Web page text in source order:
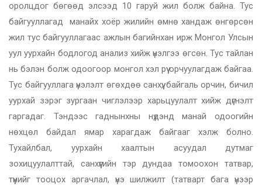
оролцдог бөгөөд элсээд 10 гаруй жил болж байна. Тус
байгууллагад манайх хоёр жилийн өмнө хандаж өнгөрсөн
жил тус байгууллагаас ажлын багийнхан ирж Монгол Улсын
уул уурхайн бодлогод анализ хийж үнэлгээ өгсөн. Тус тайлан
нь бэлэн болж одоогоор монгол хэл рүү орчуулагдаж байгаа.
Тус байгууллага үнэлэлт өгөхдөө санхүү, байгаль орчин, бичил
уурхай зэрэг зургаан чиглэлээр харьцуулалт хийж дүгнэлт
гаргадаг. Тэндээс гаднынхны нүдэнд манай одоогийн
нөхцөл байдал ямар харагдаж байгааг хэлж болно.
Тухайлбал, уурхайн хаалтын асуудал дутмаг
зохицуулалттай, санхүүгийн тэр дундаа томоохон татвар,
түүнийг тооцох аргачлал, үнэ шилжилт (татварт бага үнээр